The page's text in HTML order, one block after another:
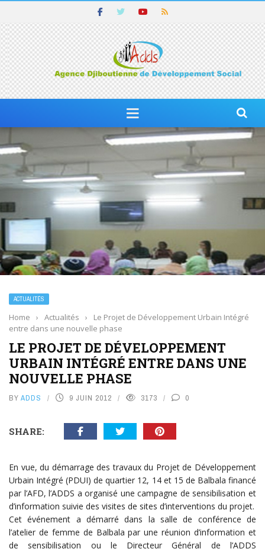
ACTUALITÉS
Home › Actualités ›
Le Projet de Développement Urbain Intégré
entre dans une nouvelle phase
LE PROJET DE DÉVELOPPEMENT
URBAIN INTÉGRÉ ENTRE DANS UNE
NOUVELLE PHASE
BY ADDS 9 JUIN 2012 3173 0
SHARE:
En vue, du démarrage des travaux du Projet de Développement
Urbain Intégré (PDUI) de quartier 12, 14 et 15 de Balbala financé
par l’AFD, l’ADDS a organisé une campagne de sensibilisation et
d’information suivie des visites de sites d’interventions du projet.
Cet événement a démarré dans la salle de conférence de
l’atelier de femme de Balbala par une réunion d’information et
de sensibilisation ou le Directeur Général de l’ADDS